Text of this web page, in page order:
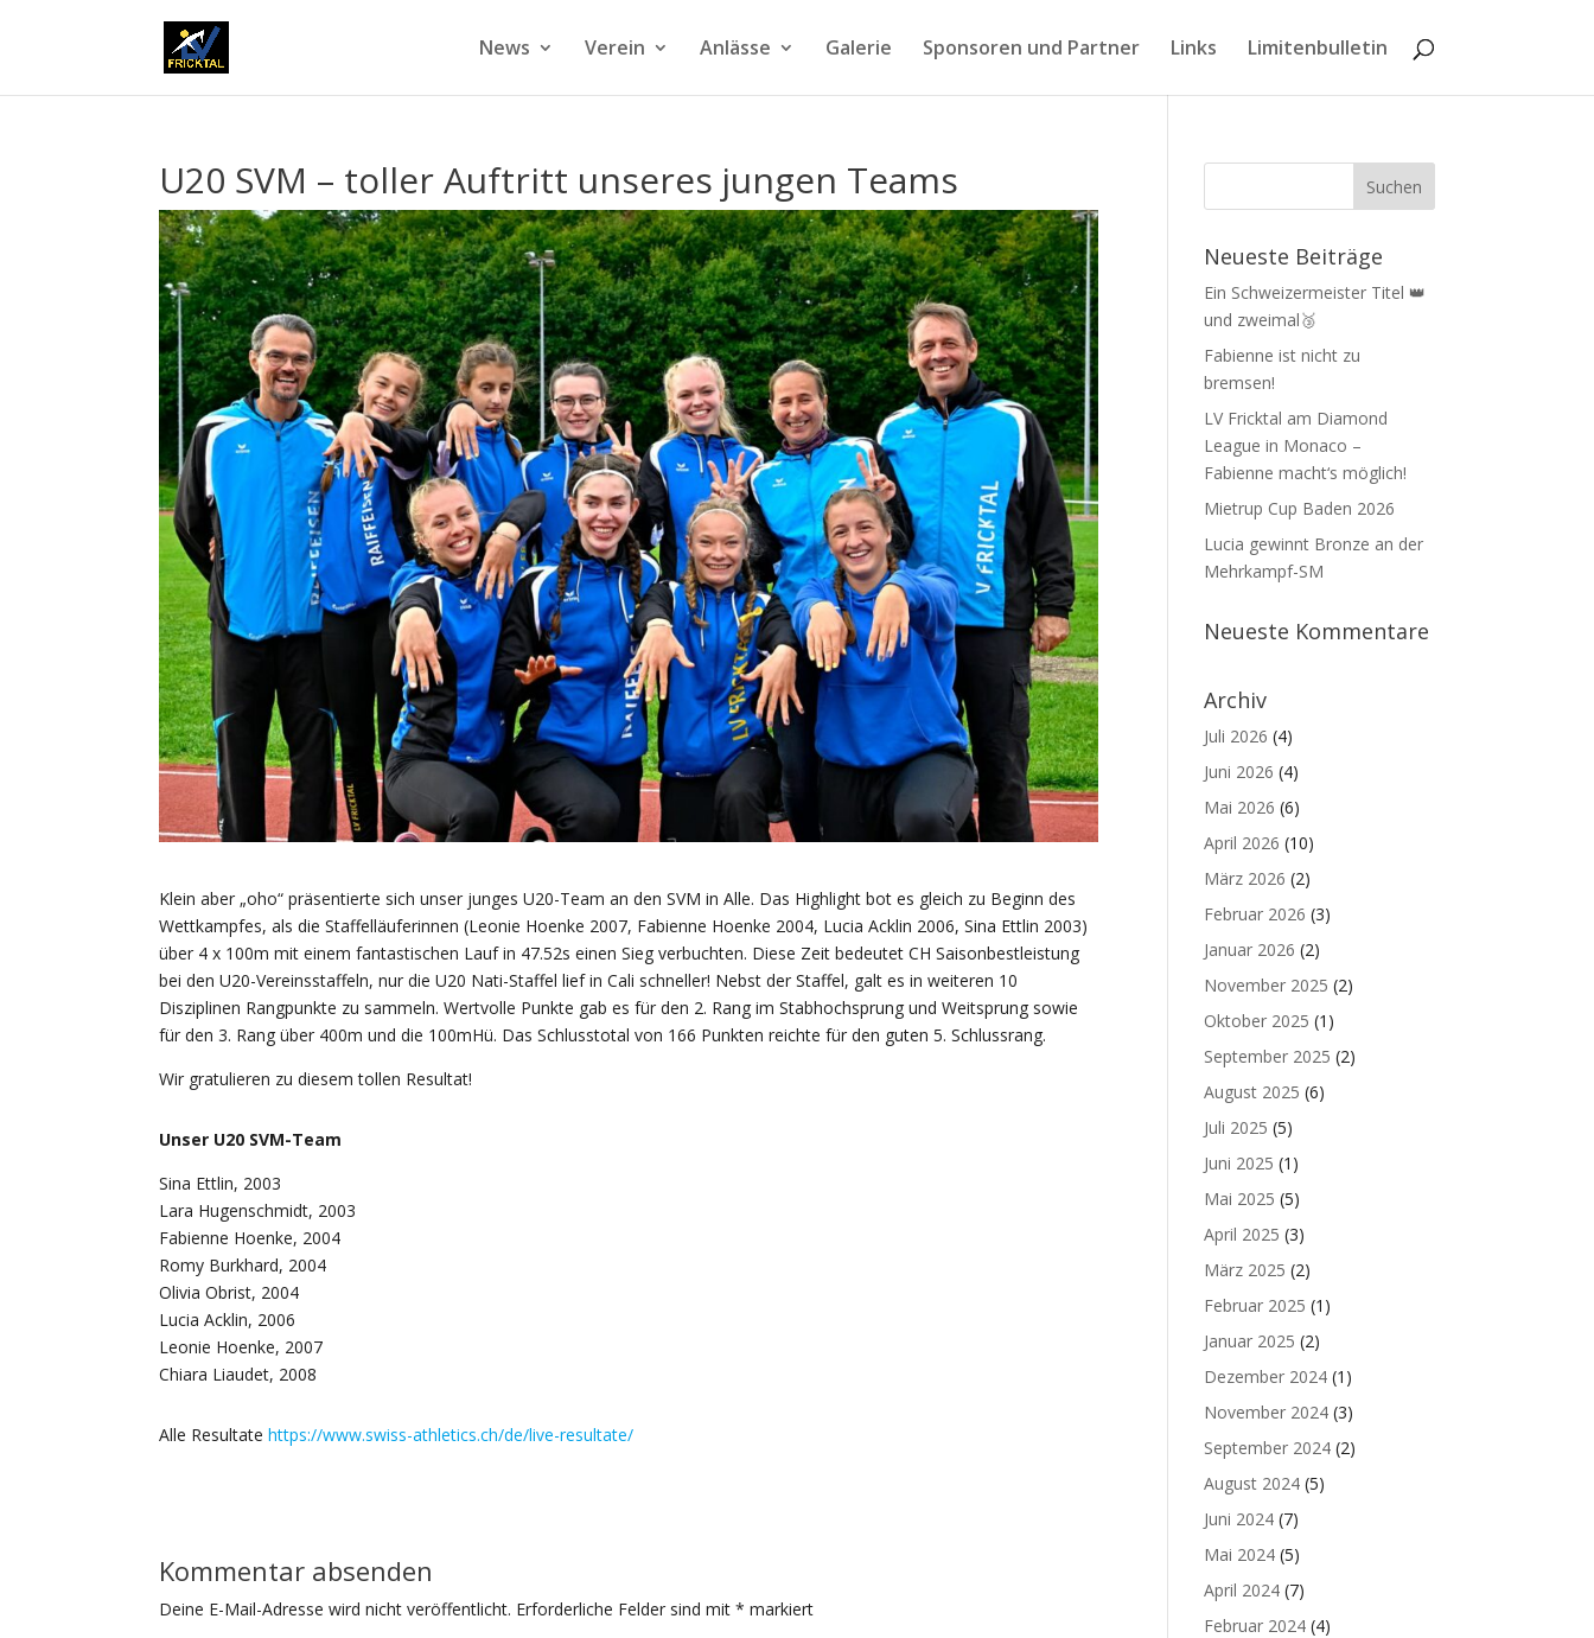
News Verein Anlässe Galerie Sponsoren und Partner Links Limitenbulletin
U20 SVM – toller Auftritt unseres jungen Teams
Klein aber „oho“ präsentierte sich unser junges U20-Team an den SVM in Alle. Das Highlight bot es gleich zu Beginn des
Wettkampfes, als die Staffelläuferinnen (Leonie Hoenke 2007, Fabienne Hoenke 2004, Lucia Acklin 2006, Sina Ettlin 2003)
über 4 x 100m mit einem fantastischen Lauf in 47.52s einen Sieg verbuchten. Diese Zeit bedeutet CH Saisonbestleistung
bei den U20-Vereinsstaffeln, nur die U20 Nati-Staffel lief in Cali schneller! Nebst der Staffel, galt es in weiteren 10
Disziplinen Rangpunkte zu sammeln. Wertvolle Punkte gab es für den 2. Rang im Stabhochsprung und Weitsprung sowie
für den 3. Rang über 400m und die 100mHü. Das Schlusstotal von 166 Punkten reichte für den guten 5. Schlussrang.
Wir gratulieren zu diesem tollen Resultat!
Unser U20 SVM-Team
Sina Ettlin, 2003
Lara Hugenschmidt, 2003
Fabienne Hoenke, 2004
Romy Burkhard, 2004
Olivia Obrist, 2004
Lucia Acklin, 2006
Leonie Hoenke, 2007
Chiara Liaudet, 2008
Alle Resultatehttps://www.swiss-athletics.ch/de/live-resultate/
Kommentar absenden
Deine E-Mail-Adresse wird nicht veröffentlicht. Erforderliche Felder sind mit* markiert
Neueste Beiträge
Ein Schweizermeister Titel 👑
und zweimal🥉
Fabienne ist nicht zu
bremsen!
LV Fricktal am Diamond
League in Monaco –
Fabienne macht‘s möglich!
Mietrup Cup Baden 2026
Lucia gewinnt Bronze an der
Mehrkampf-SM
Neueste Kommentare
Archiv
Juli 2026 (4)
Juni 2026 (4)
Mai 2026 (6)
April 2026 (10)
März 2026 (2)
Februar 2026 (3)
Januar 2026 (2)
November 2025 (2)
Oktober 2025 (1)
September 2025 (2)
August 2025 (6)
Juli 2025 (5)
Juni 2025 (1)
Mai 2025 (5)
April 2025 (3)
März 2025 (2)
Februar 2025 (1)
Januar 2025 (2)
Dezember 2024 (1)
November 2024 (3)
September 2024 (2)
August 2024 (5)
Juni 2024 (7)
Mai 2024 (5)
April 2024 (7)
Februar 2024 (4)